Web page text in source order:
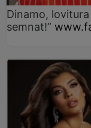
Dinamo,
semnat!”